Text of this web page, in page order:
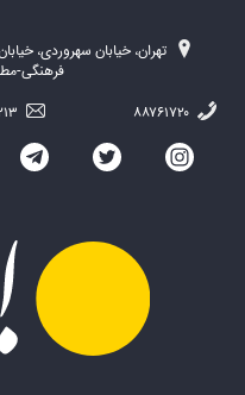
تهران، خیابان سهروردی،
فرهنگی-